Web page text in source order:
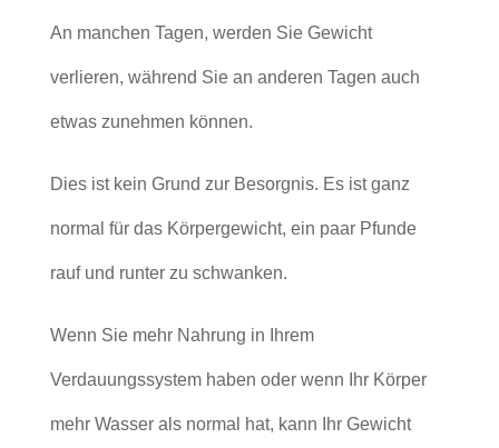
An manchen Tagen, werden Sie Gewicht
verlieren, während Sie an anderen Tagen auch
etwas zunehmen können.
Dies ist kein Grund zur Besorgnis. Es ist ganz
normal für das Körpergewicht, ein paar Pfunde
rauf und runter zu schwanken.
Wenn Sie mehr Nahrung in Ihrem
Verdauungssystem haben oder wenn Ihr Körper
mehr Wasser als normal hat, kann Ihr Gewicht